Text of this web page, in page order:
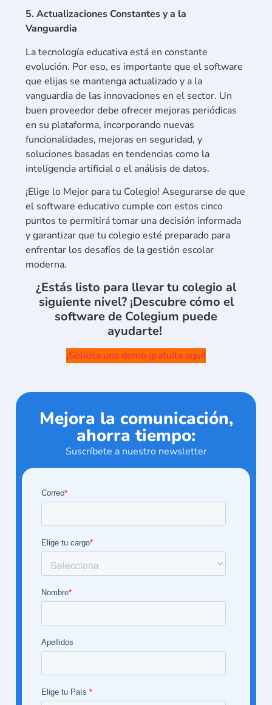
5. Actualizaciones Constantes y a la
Vanguardia
La tecnología educativa está en constante
evolución. Por eso, es importante que el software
que elijas se mantenga actualizado y a la
vanguardia de las innovaciones en el sector. Un
buen proveedor debe ofrecer mejoras periódicas
en su plataforma, incorporando nuevas
funcionalidades, mejoras en seguridad, y
soluciones basadas en tendencias como la
inteligencia artificial o el análisis de datos.
¡Elige lo Mejor para tu Colegio! Asegurarse de que
el software educativo cumple con estos cinco
puntos te permitirá tomar una decisión informada
y garantizar que tu colegio esté preparado para
enfrentar los desafíos de la gestión escolar
moderna.
¿Estás listo para llevar tu colegio al
siguiente nivel? ¡Descubre cómo el
software de Colegium puede
ayudarte!
¡Solicita una demo gratuita aquí!
Mejora la comunicación,
ahorra tiempo:
Suscríbete a nuestro newsletter